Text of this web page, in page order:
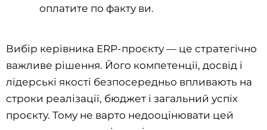
оплатите по факту ви.
Вибір керівника ERP-проєкту — це стратегічно
важливе рішення. Його компетенції, досвід і
лідерські якості безпосередньо впливають на
строки реалізації, бюджет і загальний успіх
проєкту. Тому не варто недооцінювати цей